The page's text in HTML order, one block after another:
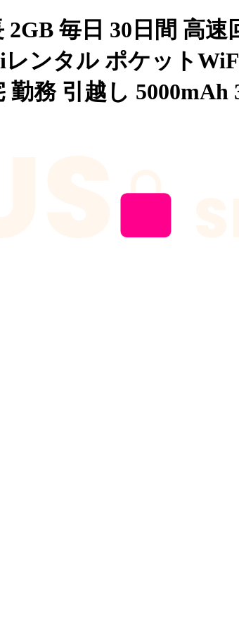
毎日 30日間 高
ンタル ポケット
務 引越し 5000mAh